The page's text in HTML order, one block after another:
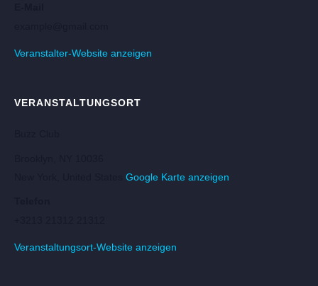
Veranstalter-Website anzeigen
VERANSTALTUNGSORT
Google Karte anzeigen
Veranstaltungsort-Website anzeigen